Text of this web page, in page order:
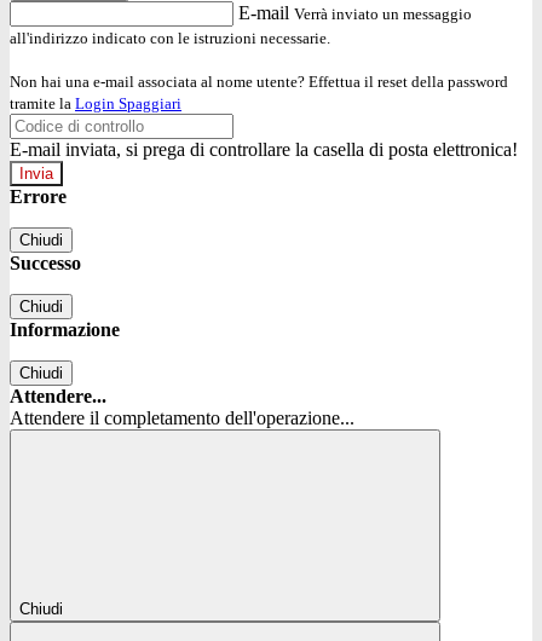
E-mail Verrà inviato un messaggio
all'indirizzo indicato con le istruzioni necessarie.
Non hai una e-mail associata al nome utente? Effettua il reset della password
tramite la Login Spaggiari
E-mail inviata, si prega di controllare la casella di posta elettronica!
Errore
Chiudi
Successo
Chiudi
Informazione
Chiudi
Attendere...
Attendere il completamento dell'operazione...
Chiudi